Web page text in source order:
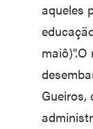
aqueles
Gueiros,